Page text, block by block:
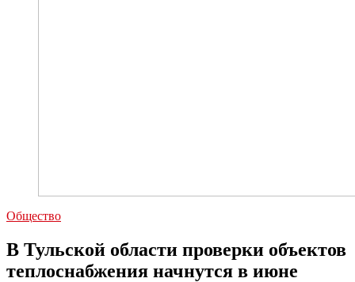
Общество
В Тульской области проверки объектов
теплоснабжения начнутся в июне